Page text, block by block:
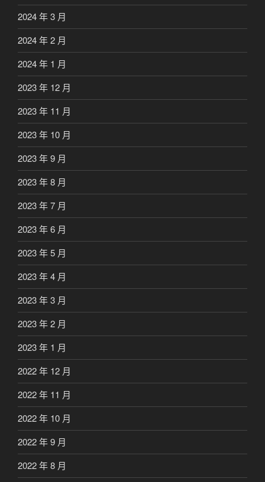
2024 年 3 月
2024 年 2 月
2024 年 1 月
2023 年 12 月
2023 年 11 月
2023 年 10 月
2023 年 9 月
2023 年 8 月
2023 年 7 月
2023 年 6 月
2023 年 5 月
2023 年 4 月
2023 年 3 月
2023 年 2 月
2023 年 1 月
2022 年 12 月
2022 年 11 月
2022 年 10 月
2022 年 9 月
2022 年 8 月